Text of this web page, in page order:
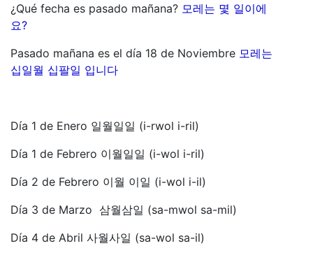
¿Qué fecha es pasado mañana? 모레는 몇 일이에
요?
Pasado mañana es el día 18 de Noviembre 모레는
십일월 십팔일 입니다
Día 1 de Enero 일월일일 (i-rwol i-ril)
Día 1 de Febrero 이월일일 (i-wol i-ril)
Día 2 de Febrero 이월 이일 (i-wol i-il)
Día 3 de Marzo 삼월삼일 (sa-mwol sa-mil)
Día 4 de Abril 사월사일 (sa-wol sa-il)